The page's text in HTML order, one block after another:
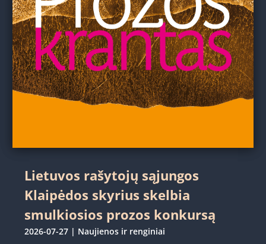
Lietuvos rašytojų sąjungos
Klaipėdos skyrius skelbia
smulkiosios prozos konkursą
2026-07-27 | Naujienos ir renginiai